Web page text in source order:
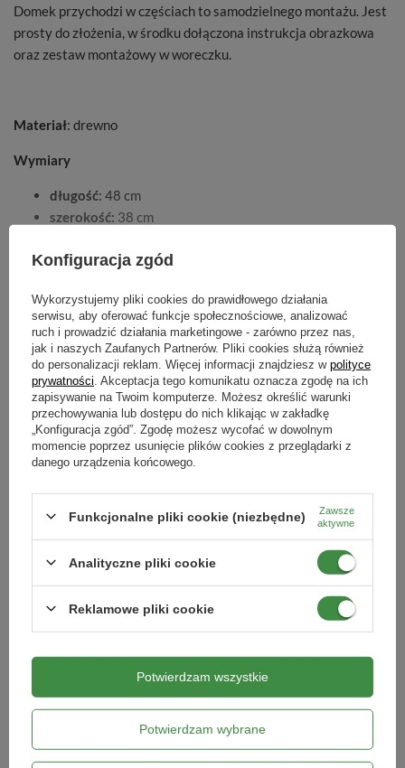
Domek przychodzi w częściach to samodzielnego montażu. Jest
prosty do złożenia, w środku dołączona instrukcja obrazkowa
oraz zestaw montażowy w woreczku.
Materiał: drewno
Wymiary
długość: 48 cm
szerokość: 38 cm
POKAŻ WIĘCEJ
Cechy produktu
Symbol
5903772173048
Pytania klientów
Opinie naszych klientów
Bestsellery
BESTSELLER BESTSELLER
Konfiguracja zgód
Wykorzystujemy pliki cookies do prawidłowego działania
serwisu, aby oferować funkcje społecznościowe, analizować
ruch i prowadzić działania marketingowe - zarówno przez nas,
jak i naszych Zaufanych Partnerów. Pliki cookies służą również
do personalizacji reklam. Więcej informacji znajdziesz w polityce
prywatności . Akceptacja tego komunikatu oznacza zgodę na ich
zapisywanie na Twoim komputerze. Możesz określić warunki
przechowywania lub dostępu do nich klikając w zakładkę
„Konfiguracja zgód”. Zgodę możesz wycofać w dowolnym
momencie poprzez usunięcie plików cookies z przeglądarki z
danego urządzenia końcowego.
Funkcjonalne pliki cookie (niezbędne)
Zawsze
aktywne
Analityczne pliki cookie
Reklamowe pliki cookie
Potwierdzam wybrane
Potwierdzam wszystkie